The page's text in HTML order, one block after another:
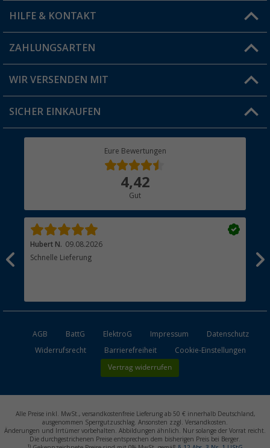
Vorteilskarte
Blog
Jobs & Karriere
HILFE & KONTAKT
FAQ & Kontakt
Versandinformationen
Rücksendung
ZAHLUNGSARTEN
WIR VERSENDEN MIT
SICHER EINKAUFEN
Eure Bewertungen
4,42
Gut
Hubert N. 09.08.2026
Schnelle Lieferung
AGB BattG ElektroG Impressum
Datenschutz
Widerrufsrecht
Barrierefreiheit Cookie-Einstellungen
Vertrag widerrufen
Alle Preise inkl. MwSt., versandkostenfreie Lieferung ab 50 € innerhalb Deutschland,
ausgenommen Sperrgutzuschlag. Ansonsten zzgl. Versandkosten.
Änderungen und Irrtümer vorbehalten. Abbildungen ähnlich. Nur solange der Vorrat reicht.
Die durchgestrichenen Preise entsprechen dem bisherigen Preis bei Berger.
1)